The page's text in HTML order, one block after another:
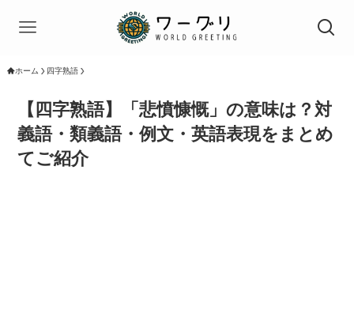
ホーム 四字熟語
【四字熟語】「悲憤慷慨」の意味は？対
義語・類義語・例文・英語表現をまとめ
てご紹介